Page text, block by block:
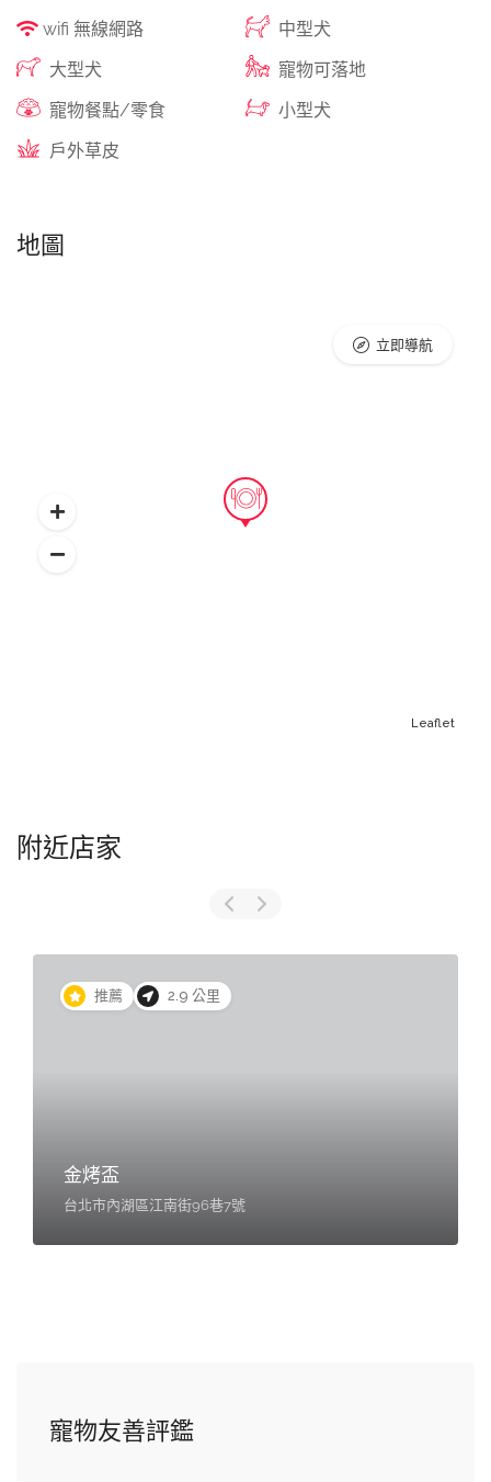
wifi 無線網路
中型犬
大型犬
寵物可落地
寵物餐點/零食
小型犬
戶外草皮
地圖
Leaflet
立即導航
附近店家
推薦 2.9 公里
金烤盃
台北市內湖區江南街96巷7號
寵物友善評鑑